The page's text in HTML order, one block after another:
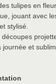
tulipes en
jouant avec
stylisé.
journée et